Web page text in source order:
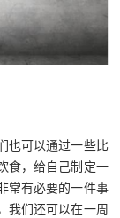
也可以通过一些比
食，给自己制定一
常有必要的一件事
我们还可以在一周